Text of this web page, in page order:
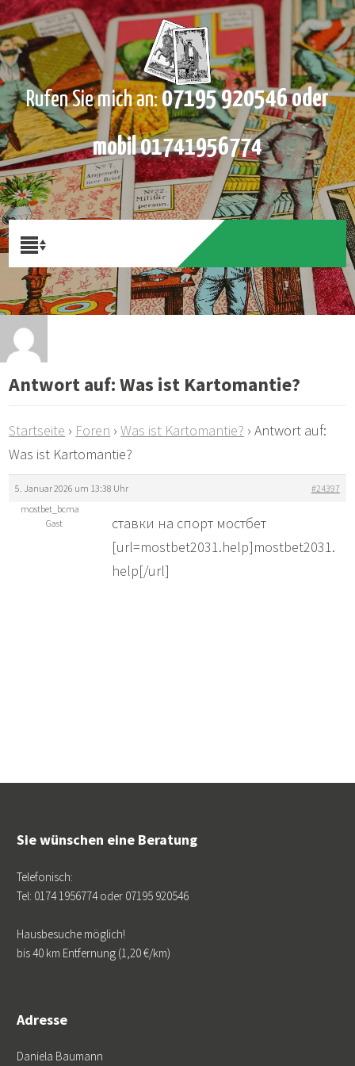
Rufen Sie mich an:07195 920546 oder
mobil 01741956774
Antwort auf: Was ist Kartomantie?
Startseite › Foren › Was ist Kartomantie? › Antwort auf:
Was ist Kartomantie?
5. Januar 2026 um 13:38 Uhr
#24397
mostbet_bcma
Gast
ставки на спорт мостбет
[url=mostbet2031.help]mostbet2031.
help[/url]
Sie wünschen eine Beratung
Telefonisch:
Tel: 0174 1956774 oder 07195 920546
Hausbesuche möglich!
bis 40 km Entfernung (1,20 €/km)
Adresse
Daniela Baumann